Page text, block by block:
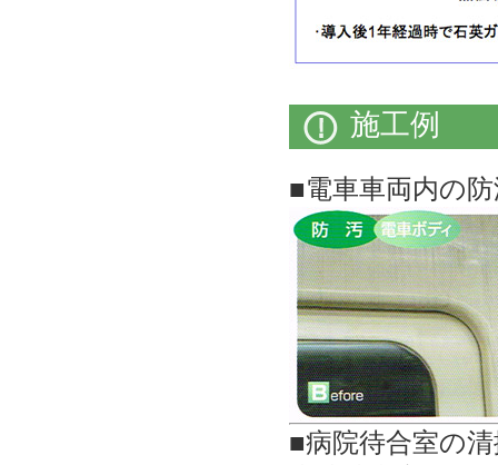
施工例
■電車車両内の
■病院待合室の